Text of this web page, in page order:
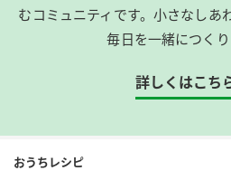
むコミュニティです。​小さなしあ
毎日を一緒につくり
詳しくはこち
おうちレシピ